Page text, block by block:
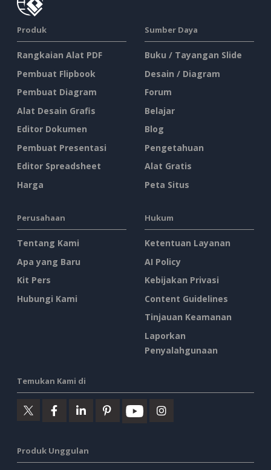
Produk
Rangkaian Alat PDF
Pembuat Flipbook
Pembuat Diagram
Alat Desain Grafis
Editor Dokumen
Pembuat Presentasi
Editor Spreadsheet
Harga
Sumber Daya
Buku / Tayangan Slide
Desain / Diagram
Forum
Belajar
Blog
Pengetahuan
Alat Gratis
Peta Situs
Perusahaan
Tentang Kami
Apa yang Baru
Kit Pers
Hubungi Kami
Hukum
Ketentuan Layanan
AI Policy
Kebijakan Privasi
Content Guidelines
Tinjauan Keamanan
Laporkan
Penyalahgunaan
Temukan Kami di
Produk Unggulan